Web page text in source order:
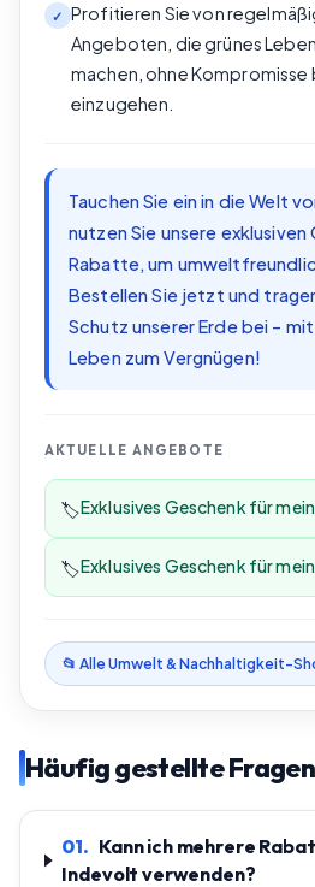
✓
Profitieren Sie von
Angeboten, die grünes
machen, ohne Kompromisse
einzugehen.
Tauchen Sie ein in die Welt
nutzen Sie unsere
Rabatte, um
Bestellen Sie jetzt und
Schutz unserer Erde bei –
Leben zum Vergnügen!
AKTUELLE ANGEBOTE
🏷️Exklusives Geschenk für
🏷️Exklusives Geschenk für
📂 AlleUmwelt & Nachhaltigkeit-
Häufig gestellte Fragen
01. Kann ich mehrere
Indevolt verwenden?